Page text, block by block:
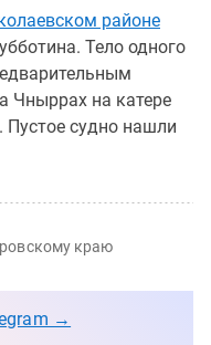
районе
Тело одного
Чныррах на катере
судно нашли
краю
→